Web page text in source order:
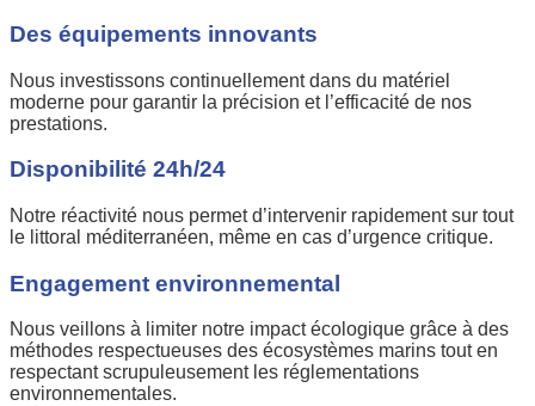
Des équipements innovants
Nous investissons continuellement dans du matériel
moderne pour garantir la précision et l’efficacité de nos
prestations.
Disponibilité 24h/24
Notre réactivité nous permet d’intervenir rapidement sur tout
le littoral méditerranéen, même en cas d’urgence critique.
Engagement environnemental
Nous veillons à limiter notre impact écologique grâce à des
méthodes respectueuses des écosystèmes marins tout en
respectant scrupuleusement les réglementations
environnementales.